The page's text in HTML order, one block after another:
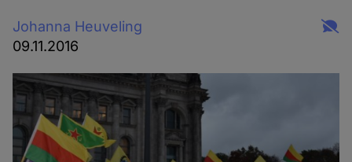
Johanna Heuveling
09.11.2016